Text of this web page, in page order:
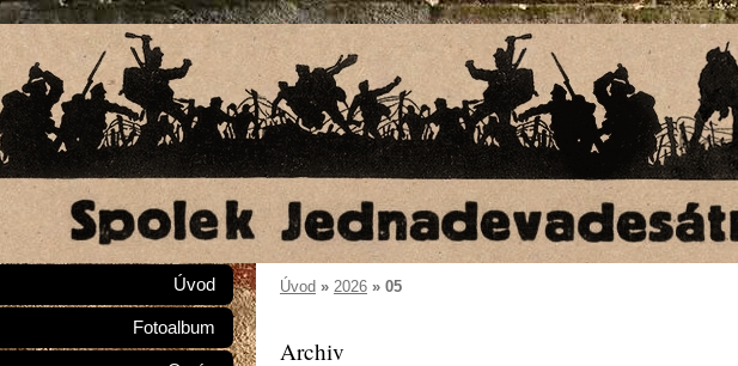
Úvod » 2026 » 05
Archiv
Úvod
Fotoalbum